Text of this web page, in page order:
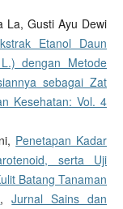
La, Gusti Ayu Dewi
Etanol Daun
dengan Metode
sebagai Zat
Kesehatan: Vol. 4
Penetapan Kadar
serta Uji
Batang Tanaman
,Jurnal Sains dan